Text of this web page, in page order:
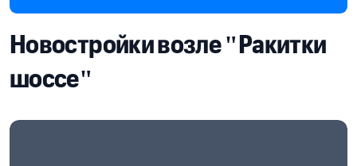
Новостройки возле "Ракитки
шоссе"